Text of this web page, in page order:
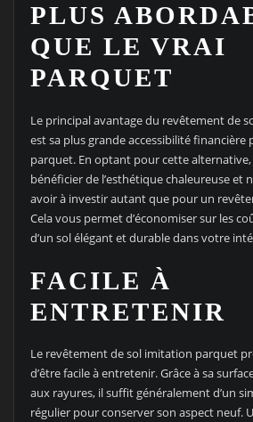
PLUS
QUE LE VRAI
PARQUET
Le principal avantage du revêtement de
est sa plus grande accessibilité
parquet. En optant pour cette
bénéficier de l’esthétique chaleureuse et
avoir à investir autant que pour un
Cela vous permet d’économiser sur les
d’un sol élégant et durable dans votre
FACILE À
ENTRETENIR
Le revêtement de sol imitation parquet
d’être facile à entretenir. Grâce à sa
aux rayures, il suffit généralement d’un
régulier pour conserver son aspect neuf.